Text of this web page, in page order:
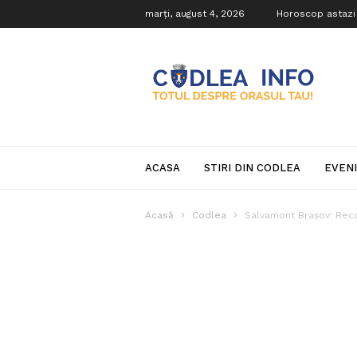
marți, august 4, 2026 Horoscop astazi
Info
ACASA STIRI DIN CODLEA
Acasă Codlea Salvamont Braşov: